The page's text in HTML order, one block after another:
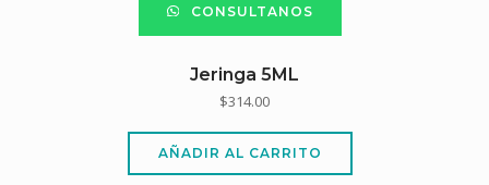
CONSULTANOS
Jeringa 5ML
$314.00
AÑADIR AL CARRITO